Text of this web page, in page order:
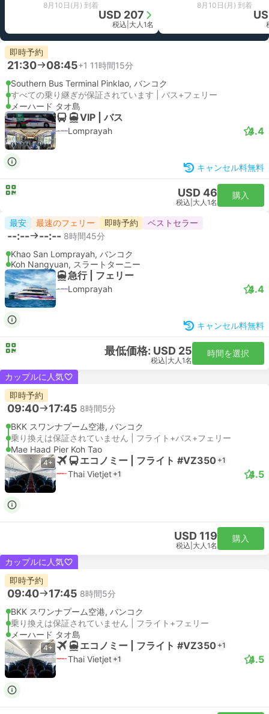
8月10日(月) 到着
USD 207
税込 大人1名
8月10日(月) 到着
即時予約
21:30 08:45+1 11時間15分
Southern Bus Terminal Pinklao, バンコク
すべての乗り継ぎが保証されています | バス+フェリー
メーハード タオ島
VIP | バス
Lomprayah 4.4
キャンセル料無料
USD 46
税込 大人1名
購入
最安 最速のフェリー 即時予約 ベストセラー
--:-- --:-- 8時間45分
Khao San Lomprayah, バンコク
Koh Nangyuan, スラートターニー
急行 | フェリー
Lomprayah 4.4
キャンセル料無料
最低価格: USD 25
税込 大人1名
時間を選択
カップルに人気
即時予約
09:40 17:45 8時間5分
BKK スワンナプーム空港, バンコク
乗り換えは保証されていません | フライト+バス+フェリー
Mae Haad Pier Koh Tao
4+ エコノミー | フライト #VZ350 +1
Thai Vietjet +1 4.5
USD 119
税込 大人1名
購入
カップルに人気
即時予約
09:40 17:45 8時間5分
BKK スワンナプーム空港, バンコク
乗り換えは保証されていません | フライト+フェリー
メーハード タオ島
4+ エコノミー | フライト #VZ350 +1
Thai Vietjet +1 4.5